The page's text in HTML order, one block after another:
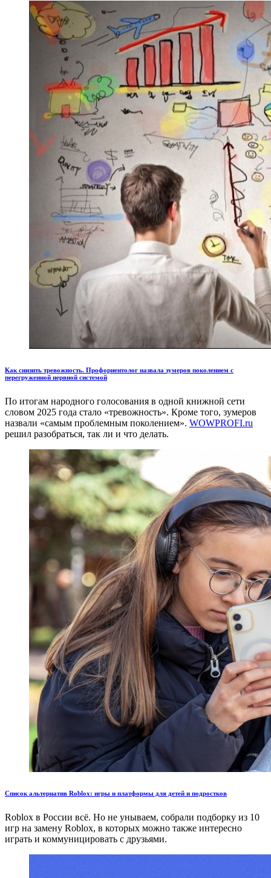
Как снизить тревожность. Профориентолог назвала зумеров поколением с
перегруженной нервной системой
По итогам народного голосования в одной книжной сети
словом 2025 года стало «тревожность». Кроме того, зумеров
назвали «самым проблемным поколением». WOWPROFI.ru
решил разобраться, так ли и что делать.
Список альтернатив Roblox: игры и платформы для детей и подростков
Roblox в России всё. Но не унываем, собрали подборку из 10
игр на замену Roblox, в которых можно также интересно
играть и коммуницировать с друзьями.